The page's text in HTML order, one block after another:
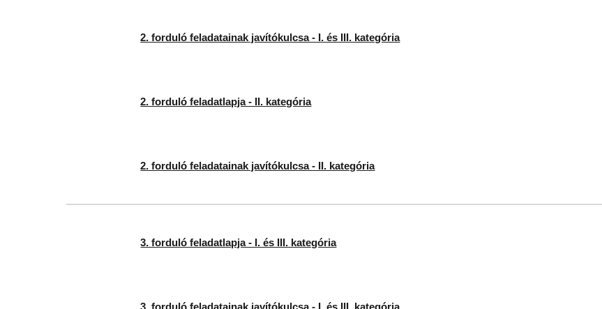
2. forduló feladatainak javítókulcsa - I. és III. kategória
2. forduló feladatlapja - II. kategória
2. forduló feladatainak javítókulcsa - II. kategória
3. forduló feladatlapja - I. és III. kategória